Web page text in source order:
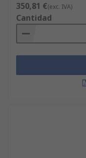
350,81 €(exc. IVA)
Cantidad